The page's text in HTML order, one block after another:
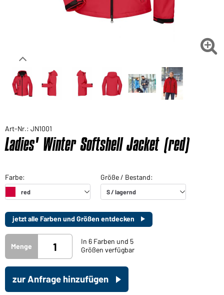

Art-Nr.: JN1001
Ladies' Winter Softshell Jacket (red)
jetzt alle Farben und Größen entdecken
Menge
In 6 Farben und 5
Größen verfügbar
zur Anfrage hinzufügen